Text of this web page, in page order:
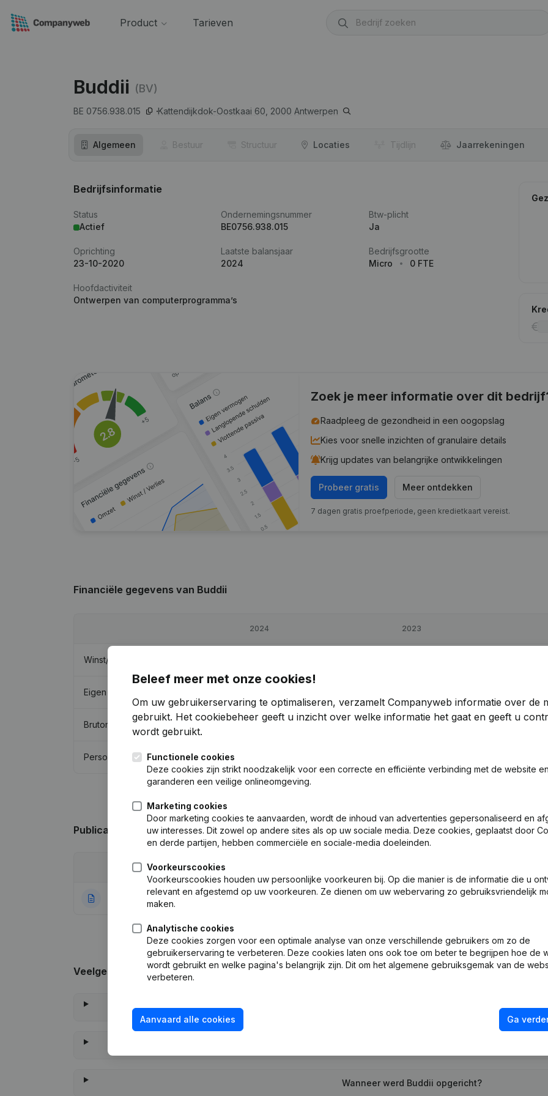
Product Tarieven
Buddii (BV)
BE 0756.938.015 Kattendijkdok-Oostkaai 60, 2000 Antwerpen
Algemeen Bestuur Structuur Locaties Tijdlijn Jaar­rekeningen
Bedrijfsinformatie
Status
Actief
Ondernemingsnummer
BE0756.938.015
Btw-plicht
Ja
Oprichting
23-10-2020
Laatste balansjaar
2024
Bedrijfsgrootte
Micro
0 FTE
Hoofdactiviteit
Ontwerpen van computerprogramma’s
Zoek je meer informatie over dit
Raadpleeg de gezondheid in een oogopslag
Kies voor snelle inzichten of granulaire details
Krijg updates van belangrijke ontwikkelingen
Probeer gratis Meer ontdekken
7 dagen gratis proefperiode, geen kredietkaart vereist.
Financiële gegevens van Buddii
2024 2023
Winst/Verlies
Eigen vermogen
Brutomarge 36.604 -10,91%
Personeel
Publicaties van Buddii
Publicatie
27-10-2020 Rubriek Oprichting (Nieuwe Rechtspersoon, Opening Bijkantoor, enz...)
Veelgestelde vragen
Wanneer werd Buddii opgericht?
Beleef meer met onze cookies!
Om uw gebruikerservaring te optimaliseren, verzamelt Companyweb informatie over de
gebruikt. Het cookiebeheer geeft u inzicht over welke informatie het gaat en geeft u
wordt gebruikt.
Functionele cookies
Deze cookies zijn strikt noodzakelijk voor een correcte en efficiënte verbinding met de website en
garanderen een veilige onlineomgeving.
Marketing cookies
Door marketing cookies te aanvaarden, wordt de inhoud van advertenties gepersonaliseerd en
uw interesses. Dit zowel op andere sites als op uw sociale media. Deze cookies, geplaatst door
en derde partijen, hebben commerciële en sociale-media doeleinden.
Voorkeurscookies
Voorkeurscookies houden uw persoonlijke voorkeuren bij. Op die manier is de informatie die u
relevant en afgestemd op uw voorkeuren. Ze dienen om uw webervaring zo gebruiksvriendelijk
maken.
Analytische cookies
Deze cookies zorgen voor een optimale analyse van onze verschillende gebruikers om zo de
gebruikerservaring te verbeteren. Deze cookies laten ons ook toe om beter te begrijpen hoe de
wordt gebruikt en welke pagina's belangrijk zijn. Dit om het algemene gebruiksgemak van de
verbeteren.
Aanvaard alle cookies Ga